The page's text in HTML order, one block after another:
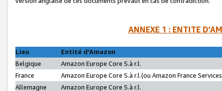
ANNEXE 1 : ENTITE
Lieu
Entité d’Amazon
Belgique
Amazon Europe Core S.à r.l.
France
Amazon Europe Core S.à r.l.(ou Amazon France
Allemagne
Amazon Europe Core S.à r.l.